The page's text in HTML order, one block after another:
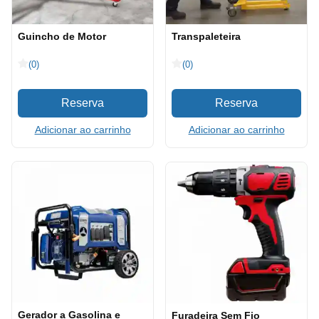
Guincho de Motor
(0)
Adicionar ao carrinho
Transpaleteira
(0)
Adicionar ao carrinho
Gerador a Gasolina e
Furadeira Sem Fio